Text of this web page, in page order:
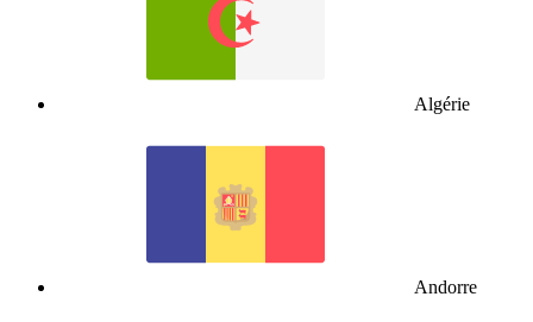
Algérie
Andorre